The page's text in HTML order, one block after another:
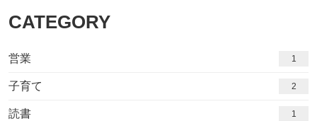
CATEGORY
営業 1
子育て 2
読書 1